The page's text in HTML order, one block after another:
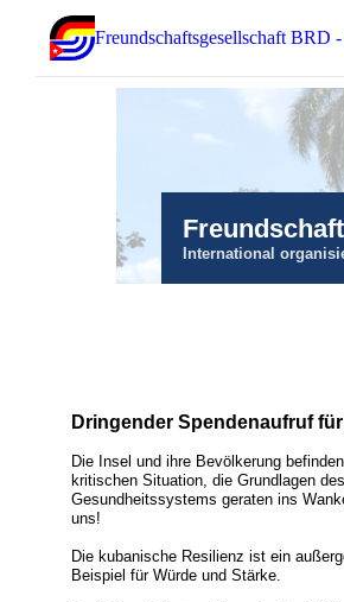
Freundschaftsgesellschaft BRD
International
Dringender Spendenaufruf
Die Insel und ihre Bevölkerung
kritischen Situation, die Grundlagen
Gesundheitssystems geraten ins
uns!
Die kubanische Resilienz ist ein
Beispiel für Würde und Stärke.